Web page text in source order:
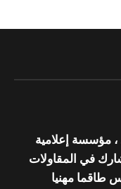
مؤسسة إعلامية
في المقاولات
طاقما مهنيا